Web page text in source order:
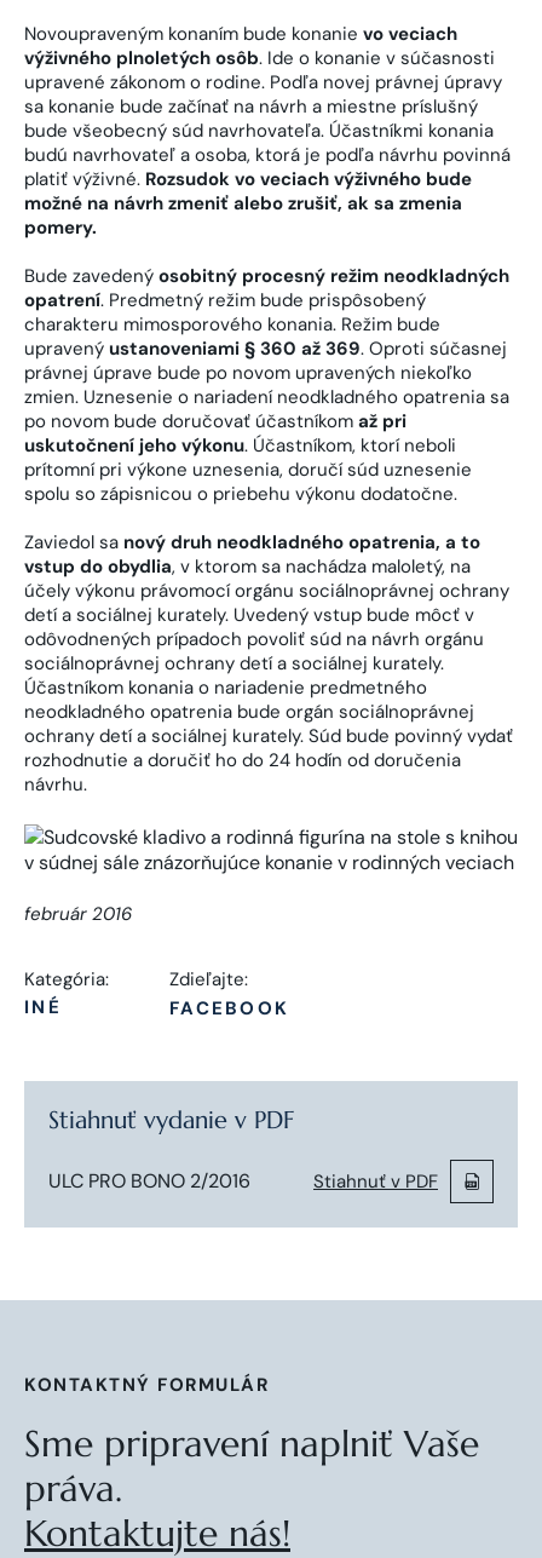
Novoupraveným konaním bude konanie vo veciach
výživného plnoletých osôb. Ide o konanie v súčasnosti
upravené zákonom o rodine. Podľa novej právnej úpravy
sa konanie bude začínať na návrh a miestne príslušný
bude všeobecný súd navrhovateľa. Účastníkmi konania
budú navrhovateľ a osoba, ktorá je podľa návrhu povinná
platiť výživné. Rozsudok vo veciach výživného bude
možné na návrh zmeniť alebo zrušiť, ak sa zmenia
pomery.
Bude zavedený osobitný procesný režim neodkladných
opatrení. Predmetný režim bude prispôsobený
charakteru mimosporového konania. Režim bude
upravený ustanoveniami § 360 až 369. Oproti súčasnej
právnej úprave bude po novom upravených niekoľko
zmien. Uznesenie o nariadení neodkladného opatrenia sa
po novom bude doručovať účastníkom až pri
uskutočnení jeho výkonu. Účastníkom, ktorí neboli
prítomní pri výkone uznesenia, doručí súd uznesenie
spolu so zápisnicou o priebehu výkonu dodatočne.
Zaviedol sa nový druh neodkladného opatrenia, a to
vstup do obydlia, v ktorom sa nachádza maloletý, na
účely výkonu právomocí orgánu sociálnoprávnej ochrany
detí a sociálnej kurately. Uvedený vstup bude môcť v
odôvodnených prípadoch povoliť súd na návrh orgánu
sociálnoprávnej ochrany detí a sociálnej kurately.
Účastníkom konania o nariadenie predmetného
neodkladného opatrenia bude orgán sociálnoprávnej
ochrany detí a sociálnej kurately. Súd bude povinný vydať
rozhodnutie a doručiť ho do 24 hodín od doručenia
návrhu.
február 2016
Kategória:
INÉ
Zdieľajte:
FACEBOOK
Stiahnuť vydanie v PDF
ULC PRO BONO 2/2016 Stiahnuť v PDF
KONTAKTNÝ FORMULÁR
Sme pripravení naplniť Vaše
práva.
Kontaktujte nás!